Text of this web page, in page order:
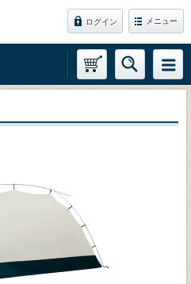
ログイン メニュー